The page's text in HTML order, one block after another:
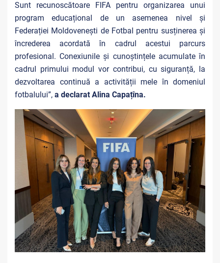
Sunt recunoscătoare FIFA pentru organizarea unui
program educațional de un asemenea nivel și
Federației Moldovenești de Fotbal pentru susținerea și
încrederea acordată în cadrul acestui parcurs
profesional. Conexiunile și cunoștințele acumulate în
cadrul primului modul vor contribui, cu siguranță, la
dezvoltarea continuă a activității mele în domeniul
fotbalului”, a declarat Alina Capațîna.